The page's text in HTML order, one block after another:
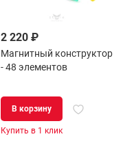
2 220 ₽
Магнитный конструктор
- 48 элементов
В корзину
Купить в 1 клик